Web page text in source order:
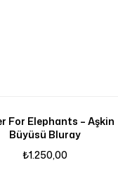
For Elephants – Aşkin
Büyüsü Bluray
₺1.250,00